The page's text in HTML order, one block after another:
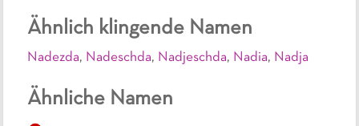
Ähnlich klingende Namen
Nadezda, Nadeschda, Nadjeschda, Nadia, Nadja
Ähnliche Namen